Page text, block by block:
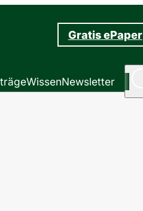
Gratis ePaper
WissenNewsletter